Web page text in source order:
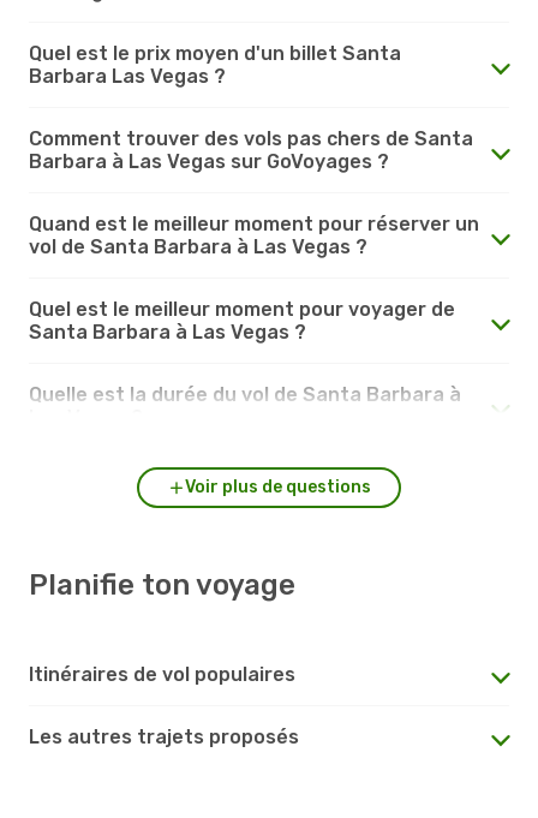
Quel est le prix moyen d'un billet Santa
Barbara Las Vegas ?
Comment trouver des vols pas chers de Santa
Barbara à Las Vegas sur GoVoyages ?
Quand est le meilleur moment pour réserver un
vol de Santa Barbara à Las Vegas ?
Quel est le meilleur moment pour voyager de
Santa Barbara à Las Vegas ?
Quelle est la durée du vol de Santa Barbara à
Voir plus de questions
Planifie ton voyage
Itinéraires de vol populaires
Les autres trajets proposés